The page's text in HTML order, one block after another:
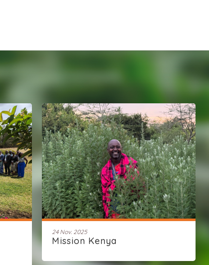
24 Nov. 2025
Mission Kenya